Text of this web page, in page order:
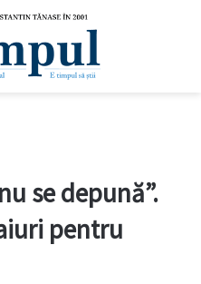
se depună”.
pentru